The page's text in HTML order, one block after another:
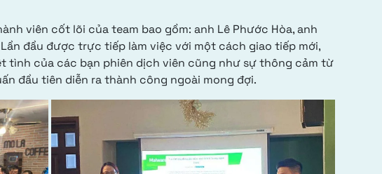
viên cốt lõi của team bao gồm: anh Lê Phước Hòa, anh
đầu được trực tiếp làm việc với một cách giao tiếp mới,
tình của các bạn phiên dịch viên cũng như sự thông cảm từ
đầu tiên diễn ra thành công ngoài mong đợi.